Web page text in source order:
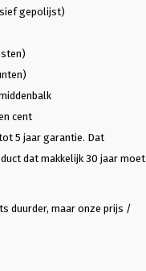
gepolijst)
cent
5 jaar garantie. Dat
dat makkelijk 30 jaar moet
duurder, maar onze prijs /